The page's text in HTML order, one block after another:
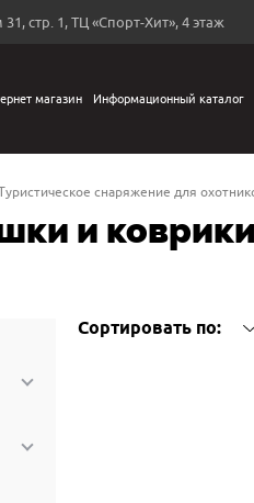
стр. 1, ТЦ «Спорт-Хит», 4 этаж
магазин Информационный каталог
снаряжение для
и коврики
Сортировать по: